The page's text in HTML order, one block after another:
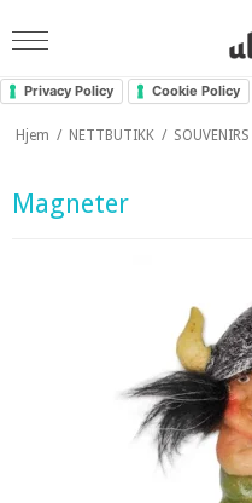
Privacy Policy Cookie Policy
Hjem / NETTBUTIKK / SOUVENIRS
Magneter